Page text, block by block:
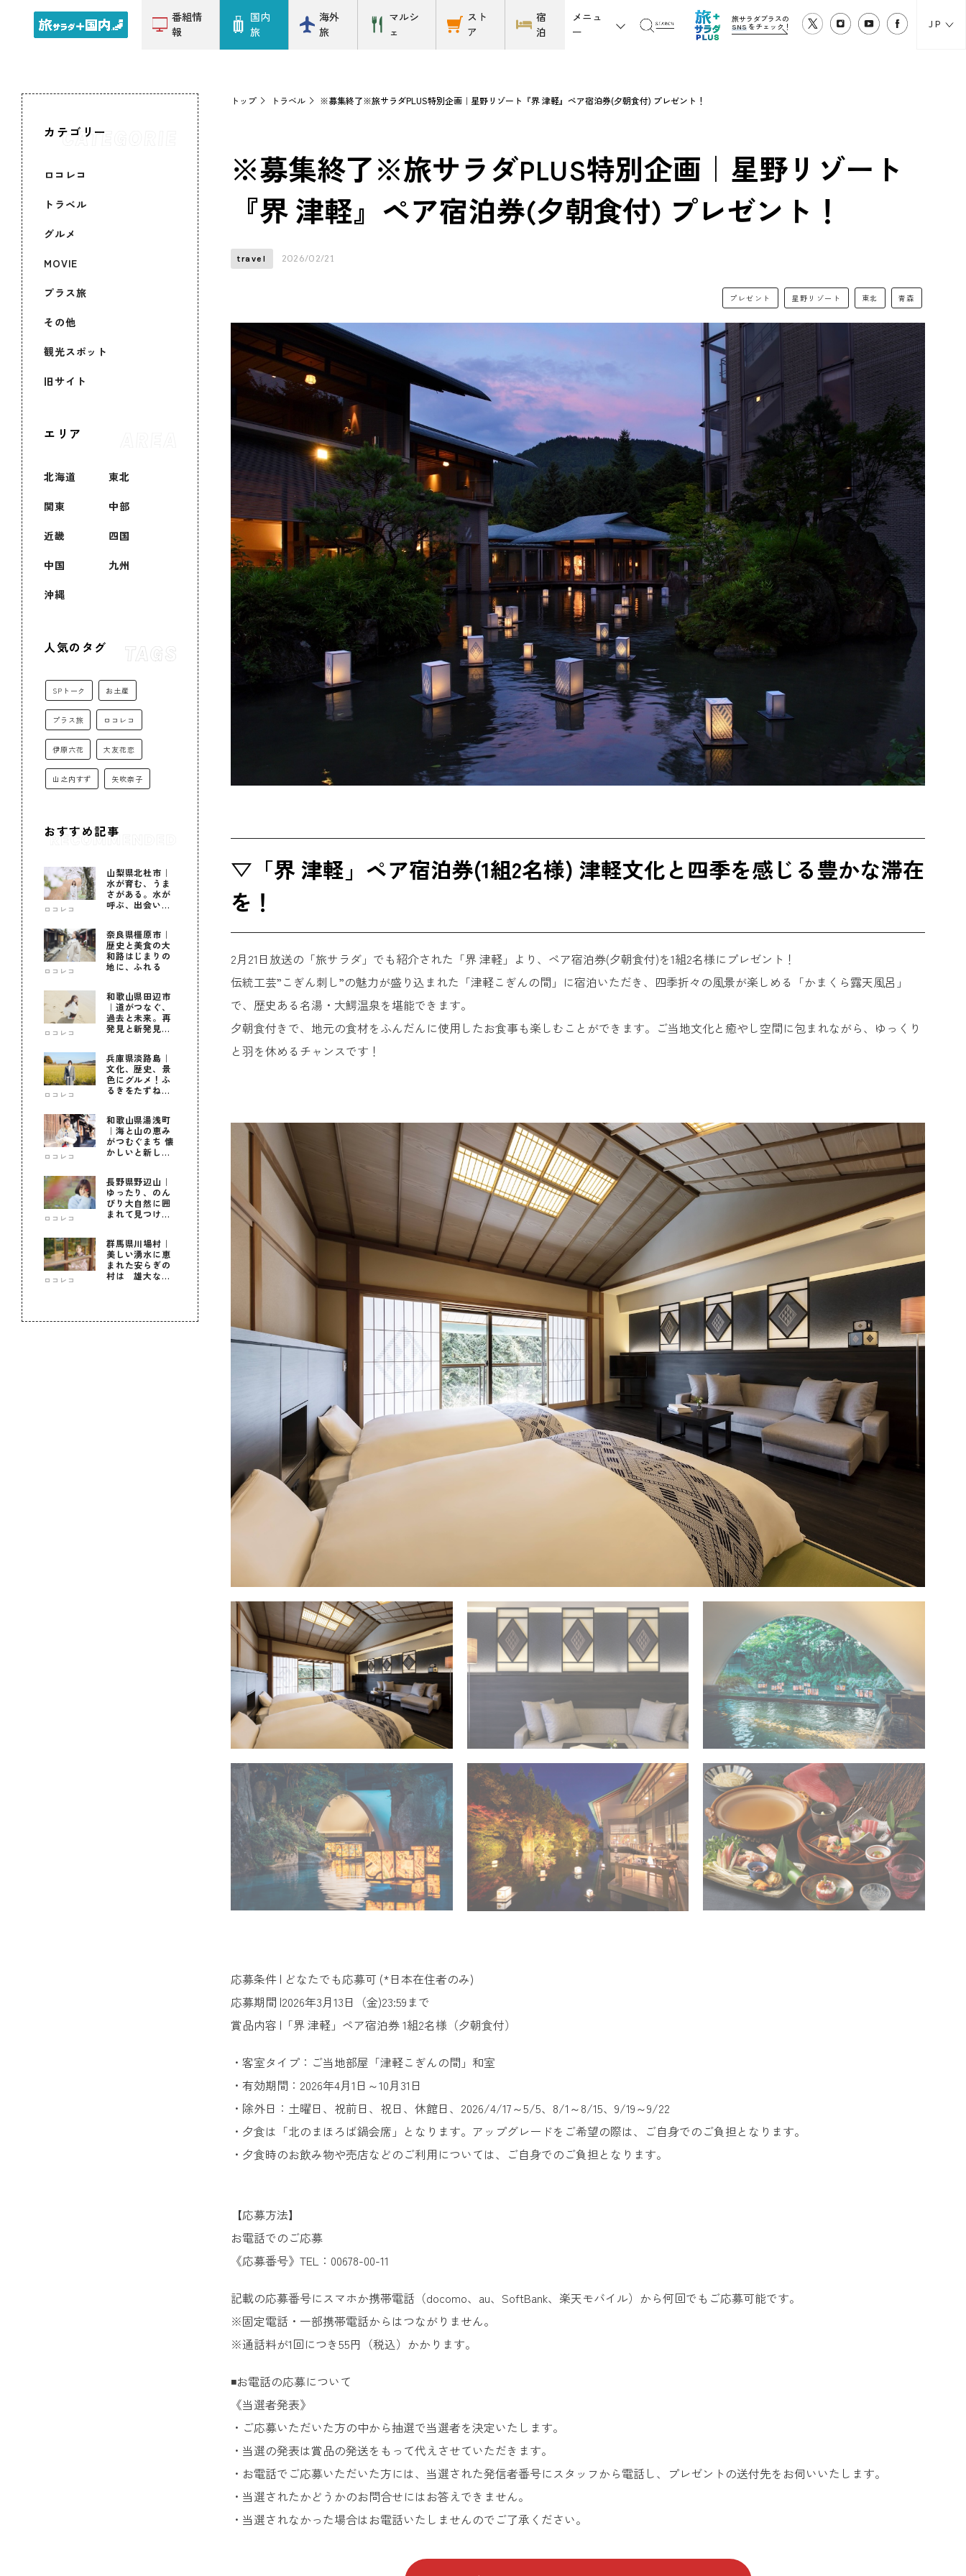
番組情
報
国内
旅
海外
旅
マルシ
ェ
スト
ア
宿
泊
メニュ
ー
旅サラダプラスの
SNS をチェック！ JP
カテゴリー
ロコレコ
トラベル
グルメ
MOVIE
プラス旅
その他
観光スポット
旧サイト
エリア
北海道 東北
関東 中部
近畿 四国
中国 九州
沖縄
人気のタグ
SPトーク お土産
プラス旅 ロコレコ
伊原六花 大友花恋
山之内すず 矢吹奈子
おすすめ記事
ロコレコ
山梨県北杜市｜
水が育む、うま
さがある。水が
呼ぶ、出会いが
ロコレコ
奈良県橿原市｜
歴史と美食の大
和路はじまりの
地に、ふれる
ロコレコ
和歌山県田辺市
｜道がつなぐ、
過去と未来。再
発見と新発見の
ロコレコ
兵庫県淡路島｜
文化、歴史、景
色にグルメ！ふ
るきをたずねて
ロコレコ
和歌山県湯浅町
｜海と山の恵み
がつむぐまち 懐
かしいと新しい
ロコレコ
長野県野辺山｜
ゆったり、のん
びり大自然に囲
まれて見つけ
ロコレコ
群馬県川場村｜
美しい湧水に恵
まれた安らぎの
村は 雄大な自
トップ トラベル ※募集終了※旅サラダPLUS特別企画｜星野リゾート『界 津軽』ペア宿泊券(夕朝食付) プレゼント！
※募集終了※旅サラダPLUS特別企画｜星野リゾート
『界 津軽』ペア宿泊券(夕朝食付) プレゼント！
travel 2026/02/21
プレゼント 星野リゾート 東北 青森
▽「界 津軽」ペア宿泊券(1組2名様) 津軽文化と四季を感じる豊かな滞在
を！
2月21日放送の「旅サラダ」でも紹介された「界 津軽」より、ペア宿泊券(夕朝食付)を1組2名様にプレゼント！
伝統工芸”こぎん刺し”の魅力が盛り込まれた「津軽こぎんの間」に宿泊いただき、四季折々の風景が楽しめる「かまくら露天風呂」
で、歴史ある名湯・大鰐温泉を堪能できます。
夕朝食付きで、地元の食材をふんだんに使用したお食事も楽しむことができます。ご当地文化と癒やし空間に包まれながら、ゆっくり
と羽を休めるチャンスです！
応募条件 | どなたでも応募可 (*日本在住者のみ)
応募期間 |2026年3月13日（金)23:59まで
賞品内容 |「界 津軽」ペア宿泊券 1組2名様（夕朝食付）
・客室タイプ：ご当地部屋「津軽こぎんの間」和室
・有効期間：2026年4月1日～10月31日
・除外日：土曜日、祝前日、祝日、休館日、2026/4/17～5/5、8/1～8/15、9/19～9/22
・夕食は「北のまほろば鍋会席」となります。アップグレードをご希望の際は、ご自身でのご負担となります。
・夕食時のお飲み物や売店などのご利用については、ご自身でのご負担となります。
【応募方法】
お電話でのご応募
《応募番号》TEL：00678-00-11
記載の応募番号にスマホか携帯電話（docomo、au、SoftBank、楽天モバイル）から何回でもご応募可能です。
※固定電話・一部携帯電話からはつながりません。
※通話料が1回につき55円（税込）かかります。
◾️お電話の応募について
《当選者発表》
・ご応募いただいた方の中から抽選で当選者を決定いたします。
・当選の発表は賞品の発送をもって代えさせていただきます。
・お電話でご応募いただいた方には、当選された発信者番号にスタッフから電話し、プレゼントの送付先をお伺いいたします。
・当選されたかどうかのお問合せにはお答えできません。
・当選されなかった場合はお電話いたしませんのでご了承ください。